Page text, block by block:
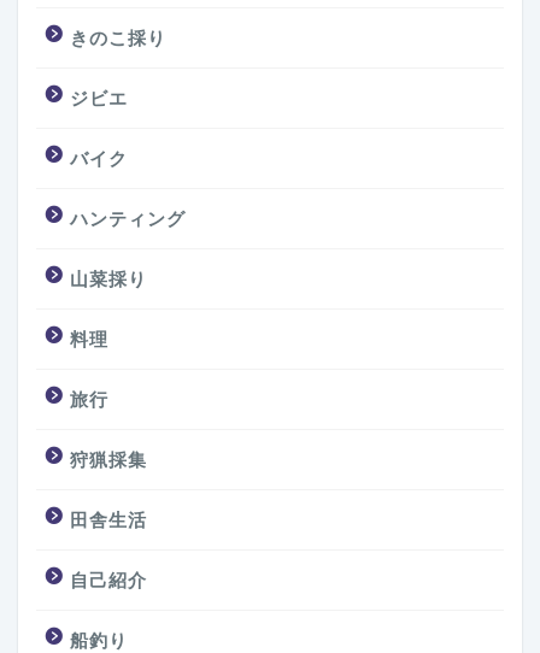
きのこ採り
ジビエ
バイク
ハンティング
山菜採り
料理
旅行
狩猟採集
田舎生活
自己紹介
船釣り